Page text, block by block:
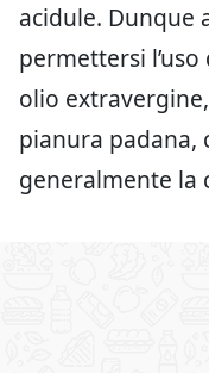
acidule. Dunque
permettersi
olio
pianura padana,
generalmente la